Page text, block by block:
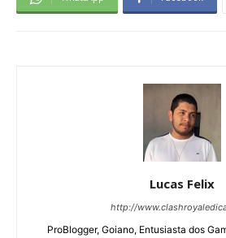
Lucas Felix
http://
ProBlogger, Goiano, Entusiasta dos